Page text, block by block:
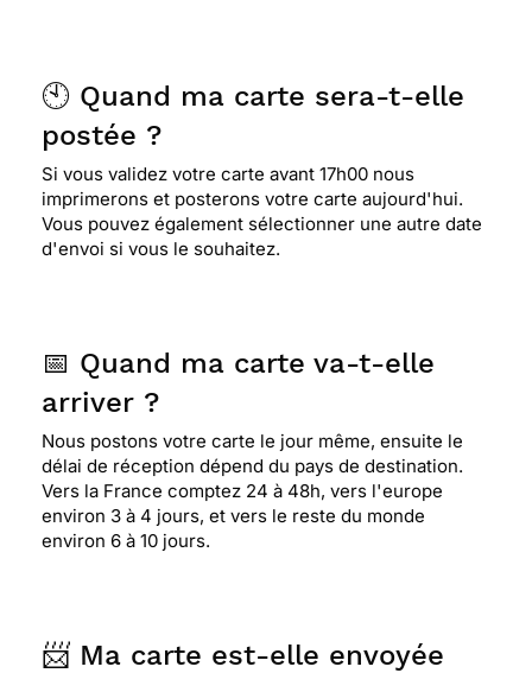
🕙 Quand ma carte sera-t-elle
postée ?
Si vous validez votre carte avant 17h00 nous
imprimerons et posterons votre carte aujourd'hui.
Vous pouvez également sélectionner une autre date
d'envoi si vous le souhaitez.
📅 Quand ma carte va-t-elle
arriver ?
Nous postons votre carte le jour même, ensuite le
délai de réception dépend du pays de destination.
Vers la France comptez 24 à 48h, vers l'europe
environ 3 à 4 jours, et vers le reste du monde
environ 6 à 10 jours.
📨 Ma carte est-elle envoyée